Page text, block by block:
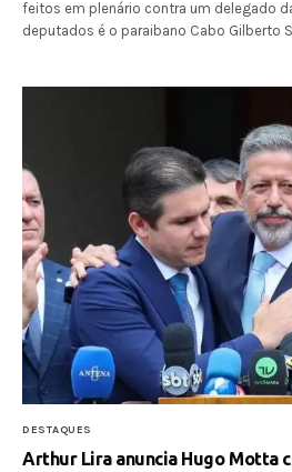
feitos em plenário contra um delegado
deputados é o paraibano Cabo Gilberto
DESTAQUES
Arthur Lira anuncia Hugo Motta